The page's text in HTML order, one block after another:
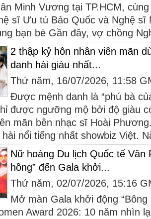
Minh Vương tại TP.HCM,
sĩ Ưu tú Bảo Quốc và Nghệ sĩ
bạn bè Gần đây, vợ chồng
2 thập kỷ hôn nhân viên mãn
danh hài giàu nhất...
Thứ năm, 16/07/2026, 11:58
Được mệnh danh là “phú bà
được ngưỡng mộ bởi độ giàu
mãn bên nhạc sĩ Hoài
nổi tiếng nhất showbiz Việt.
Nữ hoàng Du lịch Quốc tế Vân
hồng” đến Gala khởi...
Thứ năm, 02/07/2026, 15:16
Mở màn Gala khởi động
Award 2026: 10 năm nhìn